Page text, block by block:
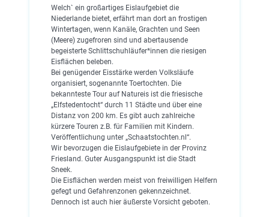
Welch` ein großartiges Eislaufgebiet die
Niederlande bietet, erfährt man dort an frostigen
Wintertagen, wenn Kanäle, Grachten und Seen
(Meere) zugefroren sind und abertausende
begeisterte Schlittschuhläufer*innen die riesigen
Eisflächen beleben.
Bei genügender Eisstärke werden Volksläufe
organisiert, sogenannte Toertochten. Die
bekannteste Tour auf Natureis ist die friesische
„Elfstedentocht“ durch 11 Städte und über eine
Distanz von 200 km. Es gibt auch zahlreiche
kürzere Touren z.B. für Familien mit Kindern.
Veröffentlichung unter „Schaatstochten.nl“.
Wir bevorzugen die Eislaufgebiete in der Provinz
Friesland. Guter Ausgangspunkt ist die Stadt
Sneek.
Die Eisflächen werden meist von freiwilligen Helfern
gefegt und Gefahrenzonen gekennzeichnet.
Dennoch ist auch hier äußerste Vorsicht geboten.